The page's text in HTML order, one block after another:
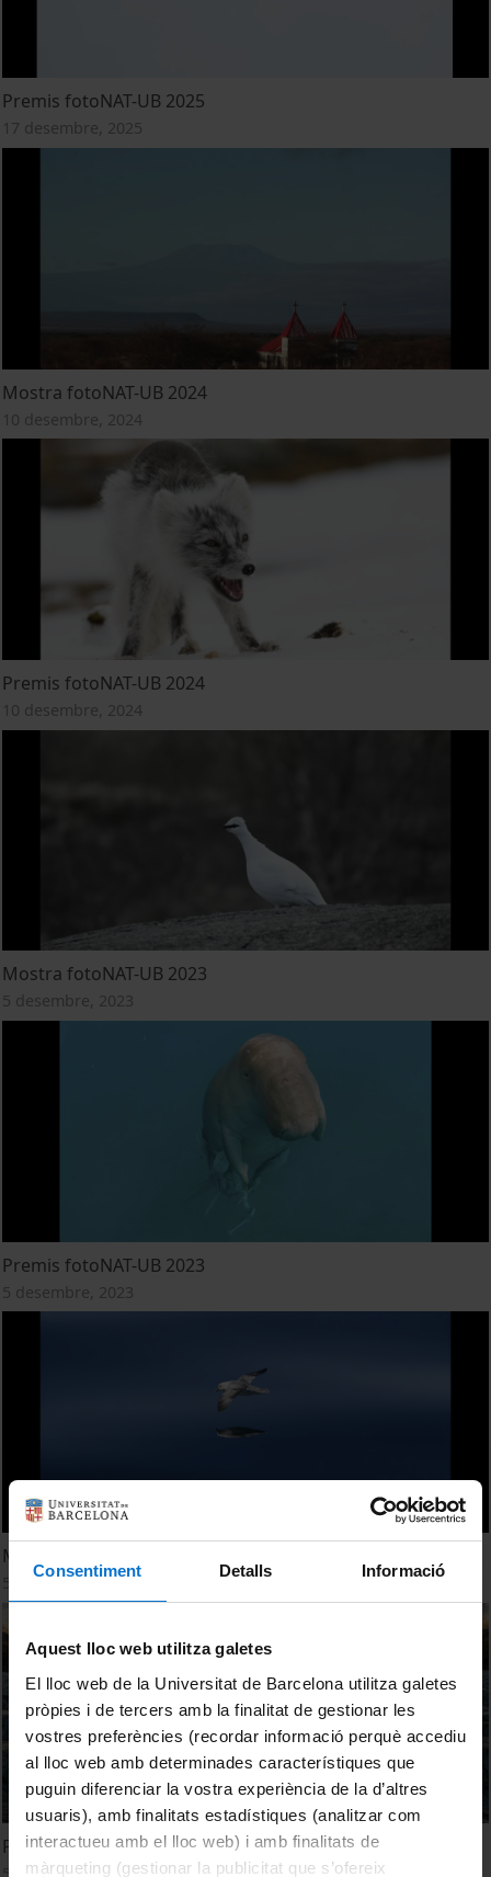
Consentiment Detalls Informació
Aquest lloc web utilitza galetes
El lloc web de la Universitat de Barcelona utilitza galetes
pròpies i de tercers amb la finalitat de gestionar les
vostres preferències (recordar informació perquè accediu
al lloc web amb determinades característiques que
puguin diferenciar la vostra experiència de la d’altres
usuaris), amb finalitats estadístiques (analitzar com
interactueu amb el lloc web) i amb finalitats de
màrqueting (gestionar la publicitat que s’ofereix
Premis fotoNAT-UB 2025
17 desembre, 2025
Mostra fotoNAT-UB 2024
10 desembre, 2024
Premis fotoNAT-UB 2024
10 desembre, 2024
Mostra fotoNAT-UB 2023
5 desembre, 2023
Premis fotoNAT-UB 2023
5 desembre, 2023
Mostra fotoNAT-UB 2022
5 desembre, 2022
Premis fotoNAT-UB 2022